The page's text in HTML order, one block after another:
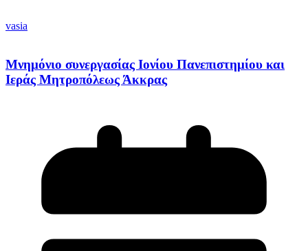
vasia
Μνημόνιο συνεργασίας Ιονίου Πανεπιστημίου και
Ιεράς Μητροπόλεως Άκκρας